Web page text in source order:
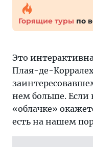
Горящие туры по
Это
Плая-де-
нем больше. Если
«облачке»
есть на нашем